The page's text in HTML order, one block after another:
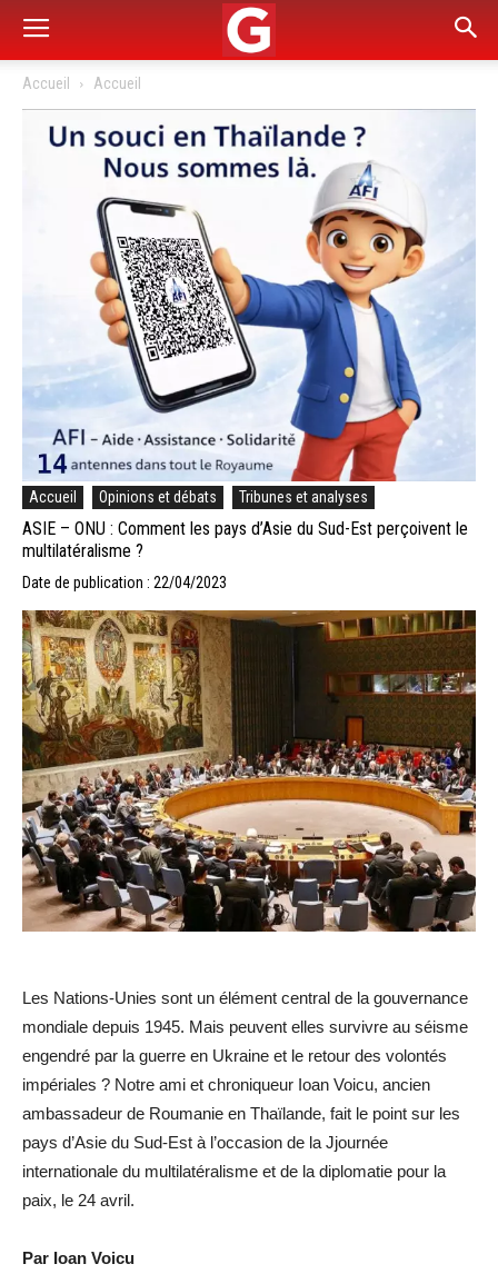
Accueil Accueil
Accueil Opinions et débats Tribunes et analyses
ASIE – ONU : Comment les pays d’Asie du Sud-Est perçoivent le
multilatéralisme ?
Date de publication : 22/04/2023
Les Nations-Unies sont un élément central de la gouvernance
mondiale depuis 1945. Mais peuvent elles survivre au séisme
engendré par la guerre en Ukraine et le retour des volontés
impériales ? Notre ami et chroniqueur Ioan Voicu, ancien
ambassadeur de Roumanie en Thaïlande, fait le point sur les
pays d’Asie du Sud-Est à l’occasion de la Jjournée
internationale du multilatéralisme et de la diplomatie pour la
paix, le 24 avril.
Par Ioan Voicu